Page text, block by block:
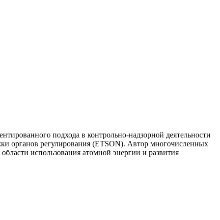
подхода в контрольно-надзорной деятельности
органов регулирования (ETSON). Автор многочисленных
использования атомной энергии и развития